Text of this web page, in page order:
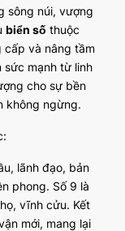
sông núi, vượng
biển số thuộc
cấp và nâng tầm
sức mạnh từ linh
cho sự bền
không ngừng.
lãnh đạo, bản
phong. Số 9 là
vĩnh cửu. Kết
mới, mang lại